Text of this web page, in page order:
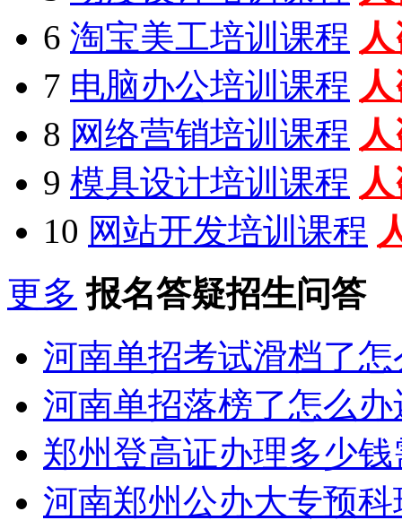
6 淘宝美工培训课程
7 电脑办公培训课程
8 网络营销培训课程
9 模具设计培训课程
10 网站开发培训课程
更多 报名答疑招生问答
河南单招考试滑档了
河南单招落榜了怎么
郑州登高证办理多少
河南郑州公办大专预